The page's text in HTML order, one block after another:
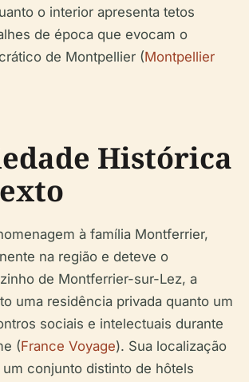
o interior apresenta tetos
de época que evocam o
de Montpellier (Montpellier
Histórica
à família Montferrier,
na região e deteve o
de Montferrier-sur-Lez, a
uma residência privada quanto um
sociais e intelectuais durante
(France Voyage). Sua localização
conjunto distinto de hôtels